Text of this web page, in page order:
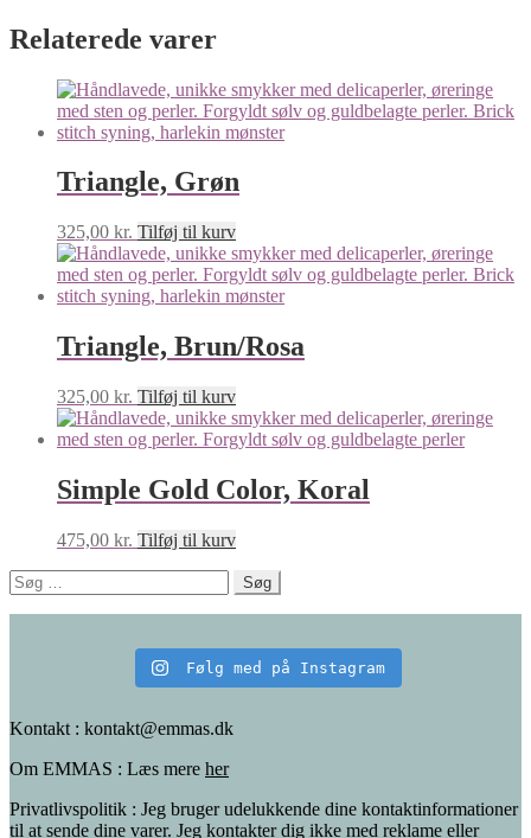
Relaterede varer
Triangle, Grøn
325,00 kr. Tilføj til kurv
Triangle, Brun/Rosa
325,00 kr. Tilføj til kurv
Simple Gold Color, Koral
475,00 kr. Tilføj til kurv
Søg
efter:
Følg med på Instagram
Kontakt : kontakt@emmas.dk
Om EMMAS : Læs mere her
Privatlivspolitik : Jeg bruger udelukkende dine kontaktinformationer
til at sende dine varer. Jeg kontakter dig ikke med reklame eller